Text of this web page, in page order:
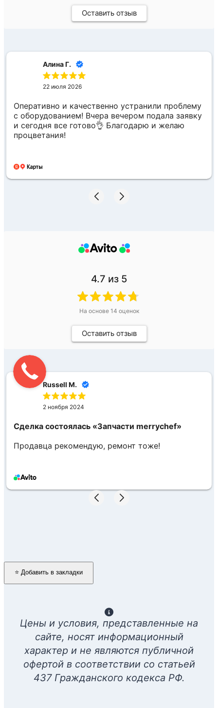
Оставить отзыв
Алина Г.
22 июля 2026
Оперативно и качественно устранили проблему
с оборудованием! Вчера вечером подала заявку
и сегодня все готово👌 Благодарю и желаю
процветания!
4.7 из 5
На основе 14 оценок
Оставить отзыв
Russell M.
2 ноября 2024
Сделка состоялась «Запчасти merrychef»
Продавца рекомендую, ремонт тоже!
⭐ Добавить в закладки
Цены и условия, представленные на
сайте, носят информационный
характер и не являются публичной
офертой в соответствии со статьей
437 Гражданского кодекса РФ.